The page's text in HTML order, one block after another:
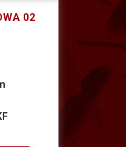
02